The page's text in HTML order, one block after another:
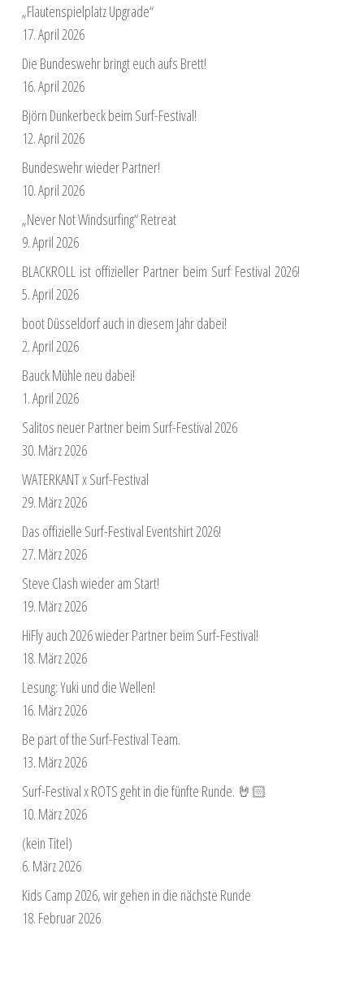
„Flautenspielplatz Upgrade“
17. April 2026
Die Bundeswehr bringt euch aufs Brett!
16. April 2026
Björn Dunkerbeck beim Surf-Festival!
12. April 2026
Bundeswehr wieder Partner!
10. April 2026
„Never Not Windsurfing“ Retreat
9. April 2026
BLACKROLL ist offizieller Partner beim Surf Festival 2026!
5. April 2026
boot Düsseldorf auch in diesem Jahr dabei!
2. April 2026
Bauck Mühle neu dabei!
1. April 2026
Salitos neuer Partner beim Surf-Festival 2026
30. März 2026
WATERKANT x Surf-Festival
29. März 2026
Das offizielle Surf-Festival Eventshirt 2026!
27. März 2026
Steve Clash wieder am Start!
19. März 2026
HiFly auch 2026 wieder Partner beim Surf-Festival!
18. März 2026
Lesung: Yuki und die Wellen!
16. März 2026
Be part of the Surf-Festival Team.
13. März 2026
Surf-Festival x ROTS geht in die fünfte Runde. 🤘🏻
10. März 2026
(kein Titel)
6. März 2026
Kids Camp 2026, wir gehen in die nächste Runde
18. Februar 2026